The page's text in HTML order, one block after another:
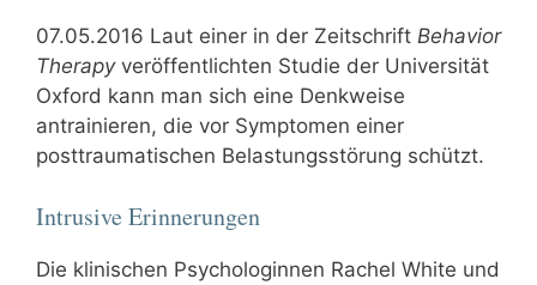
07.05.2016 Laut einer in der Zeitschrift Behavior
Therapyveröffentlichten Studie der Universität
Oxford kann man sich eine Denkweise
antrainieren, die vor Symptomen einer
posttraumatischen Belastungsstörung schützt.
Intrusive Erinnerungen
Die klinischen Psychologinnen Rachel White und